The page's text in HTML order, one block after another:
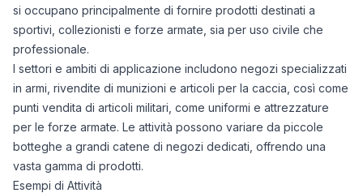
si occupano principalmente di fornire prodotti destinati a
sportivi, collezionisti e forze armate, sia per uso civile che
professionale.
I settori e ambiti di applicazione includono negozi specializzati
in armi, rivendite di munizioni e articoli per la caccia, così come
punti vendita di articoli militari, come uniformi e attrezzature
per le forze armate. Le attività possono variare da piccole
botteghe a grandi catene di negozi dedicati, offrendo una
vasta gamma di prodotti.
Esempi di Attività